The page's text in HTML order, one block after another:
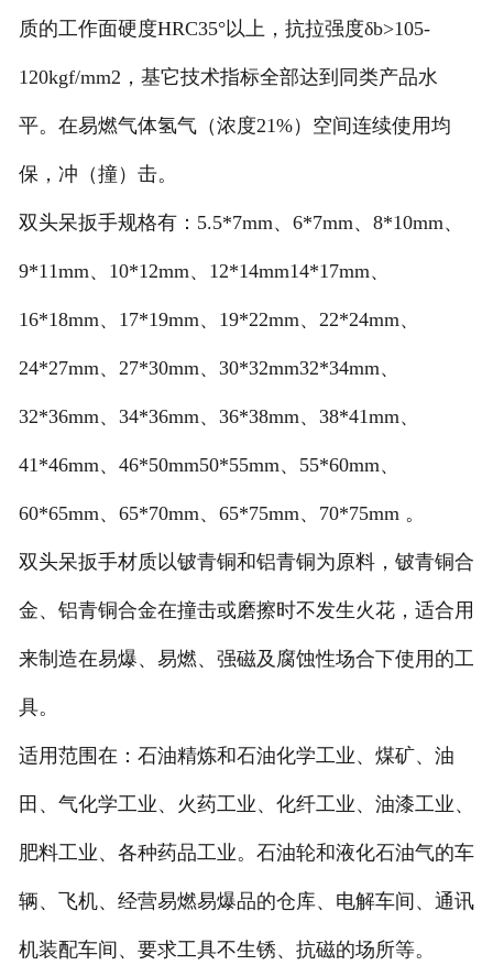
质的工作面硬度HRC35°以上，抗拉强度δb>105-
120kgf/mm2，基它技术指标全部达到同类产品水
平。在易燃气体氢气（浓度21%）空间连续使用均
保，冲（撞）击。
双头呆扳手规格有：5.5*7mm、6*7mm、8*10mm、
9*11mm、10*12mm、12*14mm14*17mm、
16*18mm、17*19mm、19*22mm、22*24mm、
24*27mm、27*30mm、30*32mm32*34mm、
32*36mm、34*36mm、36*38mm、38*41mm、
41*46mm、46*50mm50*55mm、55*60mm、
60*65mm、65*70mm、65*75mm、70*75mm 。
双头呆扳手材质以铍青铜和铝青铜为原料，铍青铜合
金、铝青铜合金在撞击或磨擦时不发生火花，适合用
来制造在易爆、易燃、强磁及腐蚀性场合下使用的工
具。
适用范围在：石油精炼和石油化学工业、煤矿、油
田、气化学工业、火药工业、化纤工业、油漆工业、
肥料工业、各种药品工业。石油轮和液化石油气的车
辆、飞机、经营易燃易爆品的仓库、电解车间、通讯
机装配车间、要求工具不生锈、抗磁的场所等。